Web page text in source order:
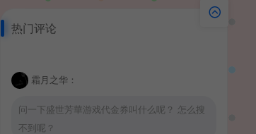
热门评论
霜月之华：
问一下盛世芳華游戏代金券叫什么呢？ 怎么搜
不到呢？